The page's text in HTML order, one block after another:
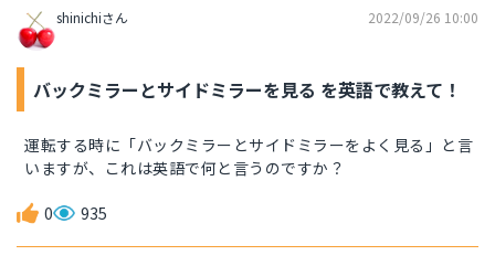
shinichiさん 2022/09/26 10:00
バックミラーとサイドミラーを見る を英語で教えて！
運転する時に「バックミラーとサイドミラーをよく見る」と言
いますが、これは英語で何と言うのですか？
0 935